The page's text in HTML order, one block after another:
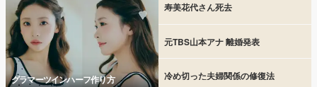
グラマーツインハーフ作り方
寿美花代さん死去
元TBS山本アナ 離婚発表
冷め切った夫婦関係の修復法